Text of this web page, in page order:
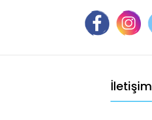
İletişim